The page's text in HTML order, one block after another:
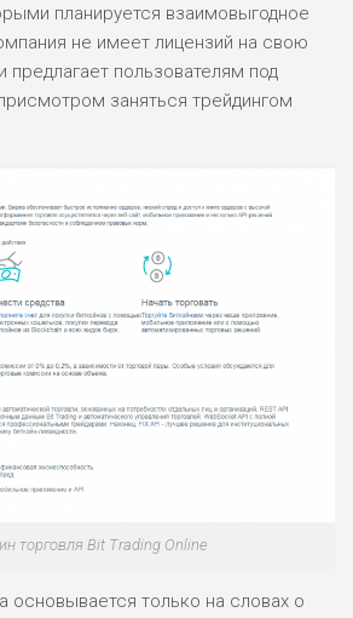
планируется взаимовыгодное
не имеет лицензий на свою
предлагает пользователям под
заняться трейдингом
торговля Bit Trading Online
основывается только на словах о